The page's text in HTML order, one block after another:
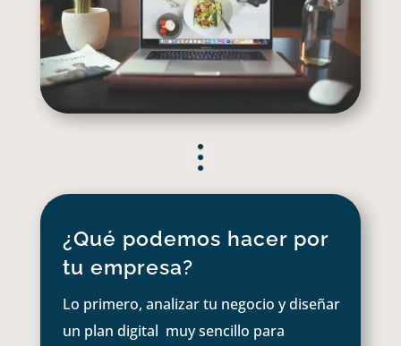
¿Qué podemos hacer por
tu empresa?
Lo primero, analizar tu negocio y diseñar
un plan digital muy sencillo para